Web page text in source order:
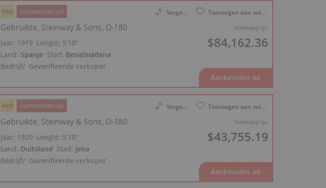
Vergelijk Toevoegen aan volglijst
Verkoopprijs:
$84,162.36
Hot Aanbevolen ad
Gebruikte, Steinway & Sons, O-180
Jaar: 1919 Lengte: 5′10″
Land: Spanje Stad: Benalmádena
Bedrijf/ Geverifieerde verkoper
Vergelijk Toevoegen aan volglijst
Verkoopprijs:
$43,755.19
Hot Aanbevolen ad
Gebruikte, Steinway & Sons, O-180
Jaar: 1920 Lengte: 5′10″
Land: Duitsland Stad: Jena
Bedrijf/ Geverifieerde verkoper